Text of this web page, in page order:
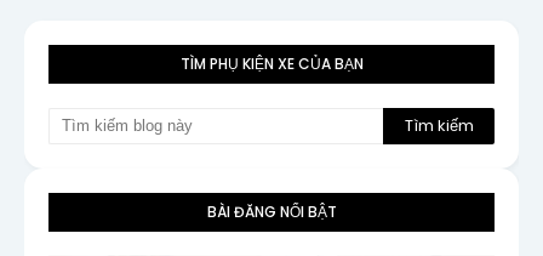
TÌM PHỤ KIỆN XE CỦA BẠN
BÀI ĐĂNG NỔI BẬT